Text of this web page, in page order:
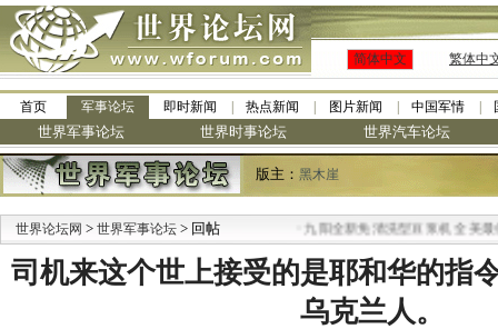
简体中文 繁体中
首页 军事论坛 即时新闻 热点新闻 图片新闻 中国军情
世界军事论坛 世界时事论坛 世界汽车论坛
版主： 黑木崖
世界论坛网 > 世界军事论坛 > 回帖 九阳全新免清洗型豆浆机 全美最低
司机来这个世上接受的是耶和华的指
乌克兰人。